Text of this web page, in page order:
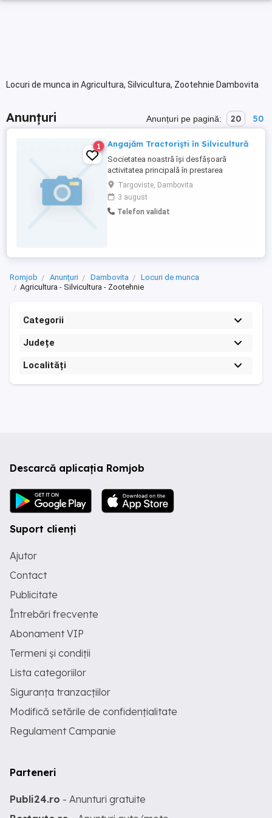
Locuri de munca in Agricultura, Silvicultura, Zootehnie Dambovita
Anunțuri Anunțuri pe pagină: 20 50
1 Angajăm Tractoriști în Silvicultură
Societatea noastră își desfășoară
activitatea principală în prestarea
serviciilor silvice. Angajăm tractoriști ce își
doresc să colaborăm pe termen lung.
Oferim: - Contract de muncă pe perioadă
nedeterminată - Mediu de lucru stabil,
Targoviste, Dambovita
3 august
Telefon validat
Romjob Anunțuri Dambovita
Locuri de munca
Agricultura - Silvicultura - Zootehnie
Categorii
Județe
Localități
Descarcă aplicația Romjob
Suport clienți
Ajutor
Contact
Publicitate
Întrebări frecvente
Abonament VIP
Termeni și condiții
Lista categoriilor
Siguranța tranzacțiilor
Modifică setările de confidențialitate
Regulament Campanie
Parteneri
Publi24.ro - Anunturi gratuite